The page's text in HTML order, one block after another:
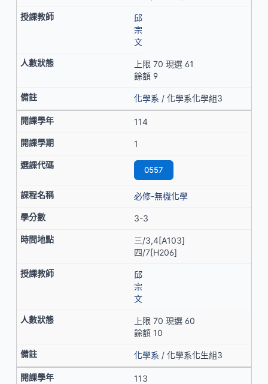
邱
宗
文
上限 70 現選 61
餘額 9
化學系 / 化學系化學組3
114
1
0557
必修-無機化學
3-3
三/3,4[A103]
四/7[H206]
邱
宗
文
上限 70 現選 60
餘額 10
化學系 / 化學系化生組3
113